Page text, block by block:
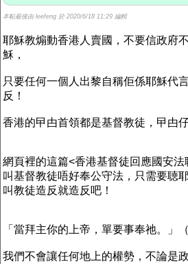
本帖最後由 leefeng 於 2020/6/18 11:29 編輯
耶穌教煽動香港人賣國，不要信政府
穌，
只要任何一個人出黎自稱佢係耶穌代
反！
香港的曱甴首領都是基督教徒，曱甴
網頁裡的這篇<香港基督徒回應國安
叫基督教徒唔好奉公守法，只需要聴
叫教徒造反就造反吧！
「當拜主你的上帝，單要事奉祂。」
我們不會讓任何地上的權勢，不論是